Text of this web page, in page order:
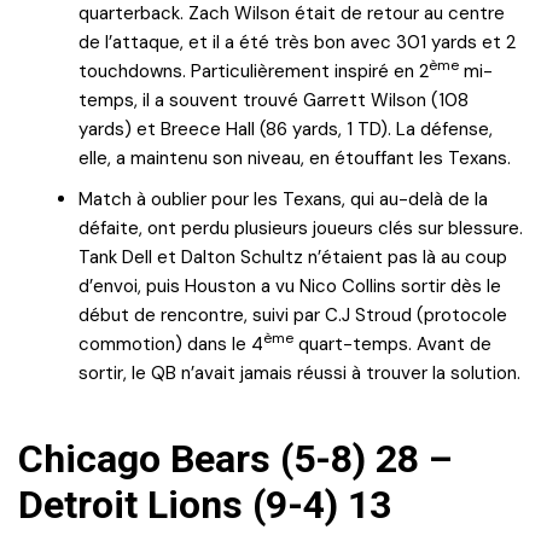
quarterback. Zach Wilson était de retour au centre
de l’attaque, et il a été très bon avec 301 yards et 2
touchdowns. Particulièrement inspiré en 2ème mi-
temps, il a souvent trouvé Garrett Wilson (108
yards) et Breece Hall (86 yards, 1 TD). La défense,
elle, a maintenu son niveau, en étouffant les Texans.
Match à oublier pour les Texans, qui au-delà de la
défaite, ont perdu plusieurs joueurs clés sur blessure.
Tank Dell et Dalton Schultz n’étaient pas là au coup
d’envoi, puis Houston a vu Nico Collins sortir dès le
début de rencontre, suivi par C.J Stroud (protocole
commotion) dans le 4ème quart-temps. Avant de
sortir, le QB n’avait jamais réussi à trouver la solution.
Chicago Bears (5-8) 28 –
Detroit Lions (9-4) 13